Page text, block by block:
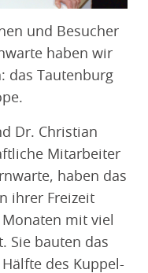
und Besucher
haben wir
das Tautenburg
Dr. Christian
Mitarbeiter
haben das
ihrer Freizeit
mit viel
Sie bauten das
des Kuppel-